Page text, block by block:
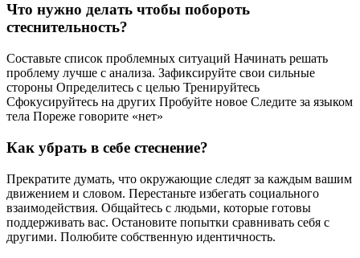
Что нужно делать чтобы побороть
стеснительность?
Составьте список проблемных ситуаций Начинать решать
проблему лучше с анализа. Зафиксируйте свои сильные
стороны Определитесь с целью Тренируйтесь
Сфокусируйтесь на других Пробуйте новое Следите за языком
тела Пореже говорите «нет»
Как убрать в себе стеснение?
Прекратите думать, что окружающие следят за каждым вашим
движением и словом. Перестаньте избегать социального
взаимодействия. Общайтесь с людьми, которые готовы
поддерживать вас. Остановите попытки сравнивать себя с
другими. Полюбите собственную идентичность.